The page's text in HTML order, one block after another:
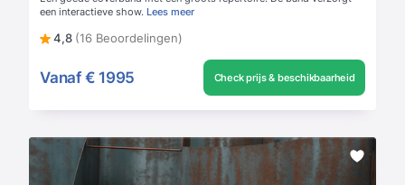
een interactieve show. Lees meer
4,8 (16 Beoordelingen)
Vanaf € 1995 Check prijs & beschikbaarheid